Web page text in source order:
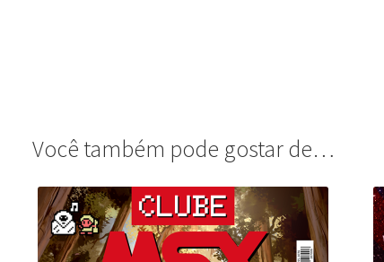
Você também pode gostar de…